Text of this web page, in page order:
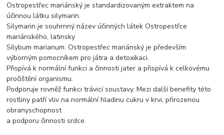
Ostropestřec mariánský je standardizovaným extraktem na
účinnou látku silymarin.
Silymarin je souhrnný název účinných látek Ostropestřce
mariánského, latinsky
Silybum marianum. Ostropestřec mariánský je především
výborným pomocníkem pro játra a detoxikaci.
Přispívá k normální funkci a činnosti jater a přispívá k celkovému
pročištění organismu.
Podporuje rovněž funkci trávicí soustavy. Mezi další benefity této
rostliny patří vliv na normální hladinu cukru v krvi, přirozenou
obranyschopnost
a podporu činnosti srdce.